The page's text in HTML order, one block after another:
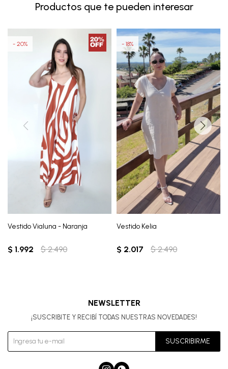
Productos que te pueden interesar
Vestido Vialuna - Naranja
$ 1.992 $ 2.490
20
Vestido Kelia
$ 2.017 $ 2.490
18
NEWSLETTER
¡SUSCRIBITE Y RECIBÍ TODAS NUESTRAS NOVEDADES!
SUSCRIBIRME